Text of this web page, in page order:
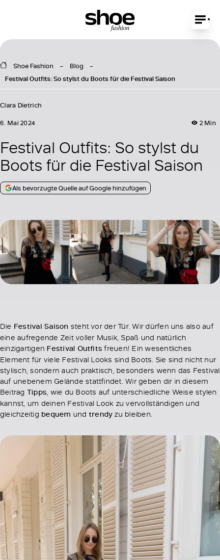
Shoe Fashion
Blog
Festival Outfits: So stylst du Boots für die Festival Saison
Clara Dietrich
2 Min
6. Mai 2024
Festival Outfits: So stylst du
Boots für die Festival Saison
Als bevorzugte Quelle auf Google hinzufügen
Die Festival Saison steht vor der Tür. Wir dürfen uns also auf
eine aufregende Zeit voller Musik, Spaß und natürlich
einzigartigen Festival Outfits freuen! Ein wesentliches
Element für viele Festival Looks sind Boots. Sie sind nicht nur
stylisch, sondern auch praktisch, besonders wenn das Festival
auf unebenem Gelände stattfindet. Wir geben dir in diesem
Beitrag Tipps , wie du Boots auf unterschiedliche Weise stylen
kannst, um deinen Festival Look zu vervollständigen und
gleichzeitig bequem und trendy zu bleiben.